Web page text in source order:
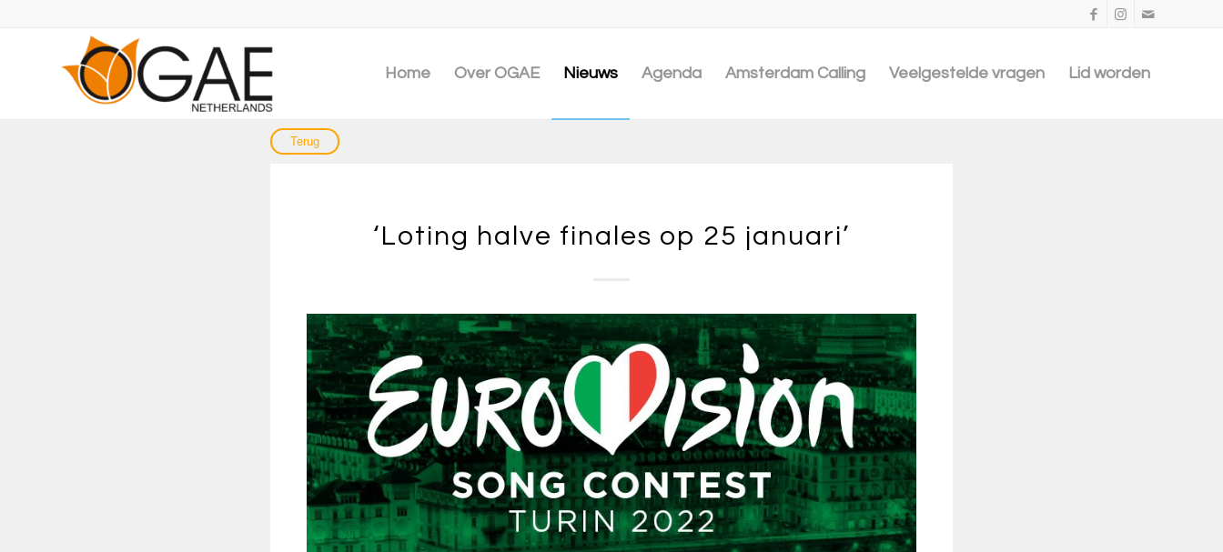
Home Over OGAE Nieuws Agenda Amsterdam Calling Veelgestelde vragen Lid worden
‘Loting halve finales op 25 januari’